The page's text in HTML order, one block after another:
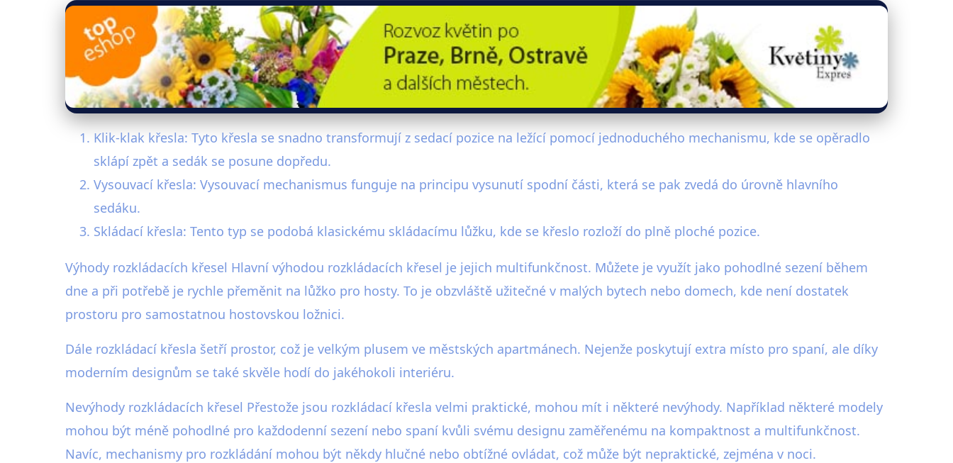
Klik-klak křesla: Tyto křesla se snadno transformují z sedací pozice na ležící pomocí jednoduchého mechanismu, kde se opěradlo
sklápí zpět a sedák se posune dopředu.
Vysouvací křesla: Vysouvací mechanismus funguje na principu vysunutí spodní části, která se pak zvedá do úrovně hlavního
sedáku.
Skládací křesla: Tento typ se podobá klasickému skládacímu lůžku, kde se křeslo rozloží do plně ploché pozice.
Výhody rozkládacích křesel Hlavní výhodou rozkládacích křesel je jejich multifunkčnost. Můžete je využít jako pohodlné sezení během
dne a při potřebě je rychle přeměnit na lůžko pro hosty. To je obzvláště užitečné v malých bytech nebo domech, kde není dostatek
prostoru pro samostatnou hostovskou ložnici.
Dále rozkládací křesla šetří prostor, což je velkým plusem ve městských apartmánech. Nejenže poskytují extra místo pro spaní, ale díky
moderním designům se také skvěle hodí do jakéhokoli interiéru.
Nevýhody rozkládacích křesel Přestože jsou rozkládací křesla velmi praktické, mohou mít i některé nevýhody. Například některé modely
mohou být méně pohodlné pro každodenní sezení nebo spaní kvůli svému designu zaměřenému na kompaktnost a multifunkčnost.
Navíc, mechanismy pro rozkládání mohou být někdy hlučné nebo obtížné ovládat, což může být nepraktické, zejména v noci.